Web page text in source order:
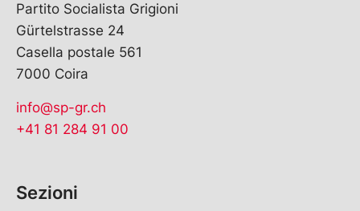
Partito Socialista Grigioni
Gürtelstrasse 24
Casella postale 561
7000 Coira
info@sp-gr.ch
+41 81 284 91 00
Sezioni